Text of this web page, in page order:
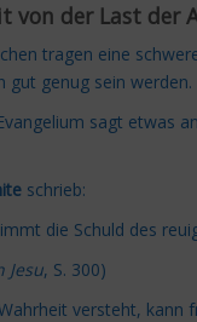
von der Last der
tragen eine
gut genug sein werden.
sagt etwas
schrieb:
die Schuld des
Jesu, S. 300)
versteht, kann